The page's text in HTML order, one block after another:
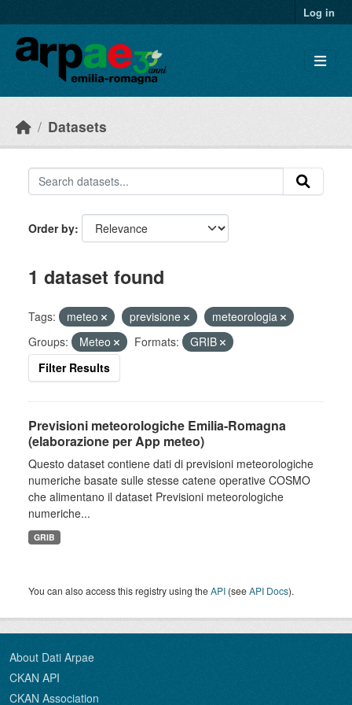
Log in
Datasets
Order by
1 dataset found
Tags: meteo previsione
meteorologia
Groups:
Meteo Formats:
GRIB
Filter Results
Previsioni meteorologiche Emilia-Romagna
(elaborazione per App meteo)
Questo dataset contiene dati di previsioni meteorologiche
numeriche basate sulle stesse catene operative COSMO
che alimentano il dataset Previsioni meteorologiche
numeriche...
GRIB
You can also access this registry using theAPI (seeAPI Docs).
About Dati Arpae
CKAN API
CKAN Association